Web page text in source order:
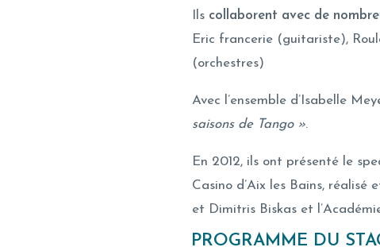
Ils collaborent avec de
Eric francerie (guitariste),
(orchestres)
Avec l’ensemble d’Isabelle
saisons de Tango ».
En 2012, ils ont présenté le
Casino d’Aix les Bains,
et Dimitris Biskas et
PROGRAMME DU